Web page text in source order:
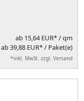
ab 15,64 EUR*/ qm
ab 39,88 EUR* / Paket(e)
*inkl. MwSt. zzgl. Versand